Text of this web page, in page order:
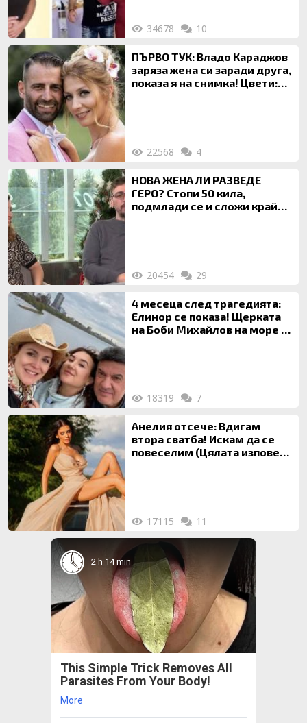
34678 10
ПЪРВО ТУК: Владо Караджов
заряза жена си заради друга,
показа я на снимка! Цвети:
22568 4
НОВА ЖЕНА ЛИ РАЗВЕДЕ
ГЕРО? Стопи 50 кила,
подмлади се и сложи край
20454 29
4 месеца след трагедията:
Елинор се показа! Щерката
на Боби Михайлов на море с
18319 7
Анелия отсече: Вдигам
втора сватба! Искам да се
повеселим (Цялата изповед
17115 11
2 h 14 min
This Simple Trick Removes All
Parasites From Your Body!
More